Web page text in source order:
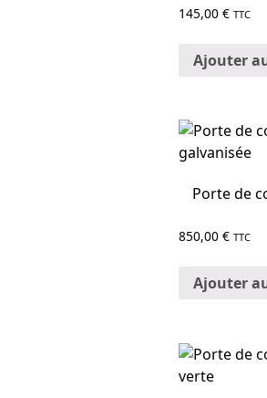
145,00 € TTC
Ajouter
Porte de
850,00 € TTC
Ajouter